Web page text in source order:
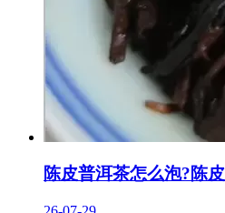
陈皮普洱茶怎么泡?陈